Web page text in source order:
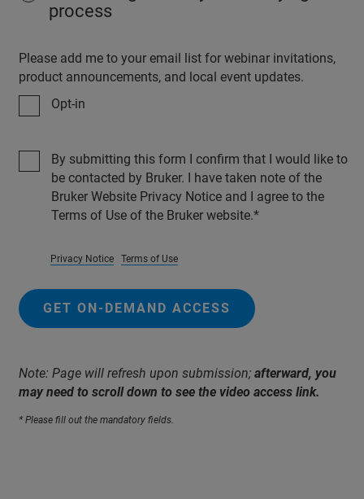
process
Please add me to your email list for webinar invitations,
product announcements, and local event updates.
Opt-in
By submitting this form I confirm that I would like to
be contacted by Bruker. I have taken note of the
Bruker Website Privacy Notice and I agree to the
Terms of Use of the Bruker website.
Privacy Notice Terms of Use
GET ON-DEMAND ACCESS
Note: Page will refresh upon submission; afterward, you
may need to scroll down to see the video access link.
* Please fill out the mandatory fields.